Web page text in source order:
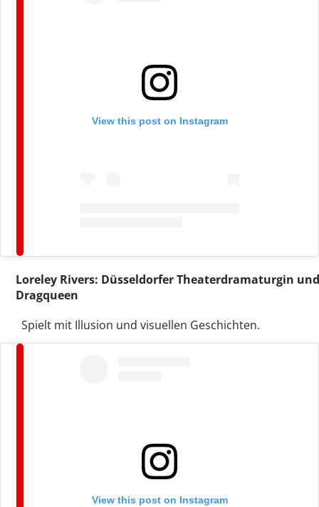
View this post on Instagram
Loreley Rivers: Düsseldorfer Theaterdramaturgin und
Dragqueen
Spielt mit Illusion und visuellen Geschichten.
View this post on Instagram